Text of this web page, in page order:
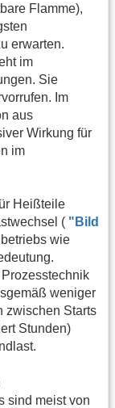
Flamme),
erwarten.
im
Sie
Im
aus
Wirkung für
im
Heißteile
( "Bild
wie
weniger
zwischen Starts
Stunden)
sind meist von